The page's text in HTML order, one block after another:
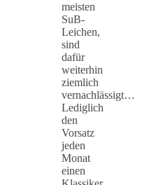
meisten
SuB-
Leichen,
sind
dafür
weiterhin
ziemlich
vernachlässigt…
Lediglich
den
Vorsatz
jeden
Monat
einen